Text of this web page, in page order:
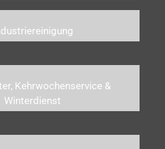
Kehrwochenservice &
Winterdienst